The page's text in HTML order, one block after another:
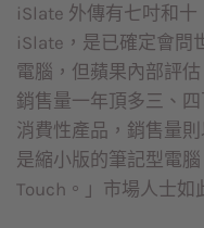
iSlate 外傳有七吋和
iSlate，是已確定會問
電腦，但蘋果內部評
銷售量一年頂多三、
消費性產品，銷售量
是縮小版的筆記型電
Touch。」市場人士如